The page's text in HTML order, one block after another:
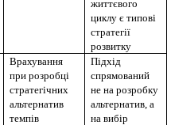
життєвого
циклу є типові
стратегії
розвитку
Врахування
при розробці
стратегічних
альтернатив
темпів
Підхід
спрямований
не на розробку
альтернатив, а
на вибір